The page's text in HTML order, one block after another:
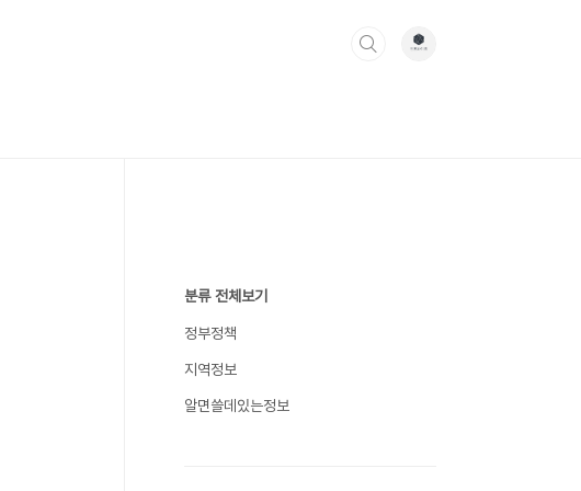
분류 전체보기
정부정책
지역정보
알면쓸데있는정보